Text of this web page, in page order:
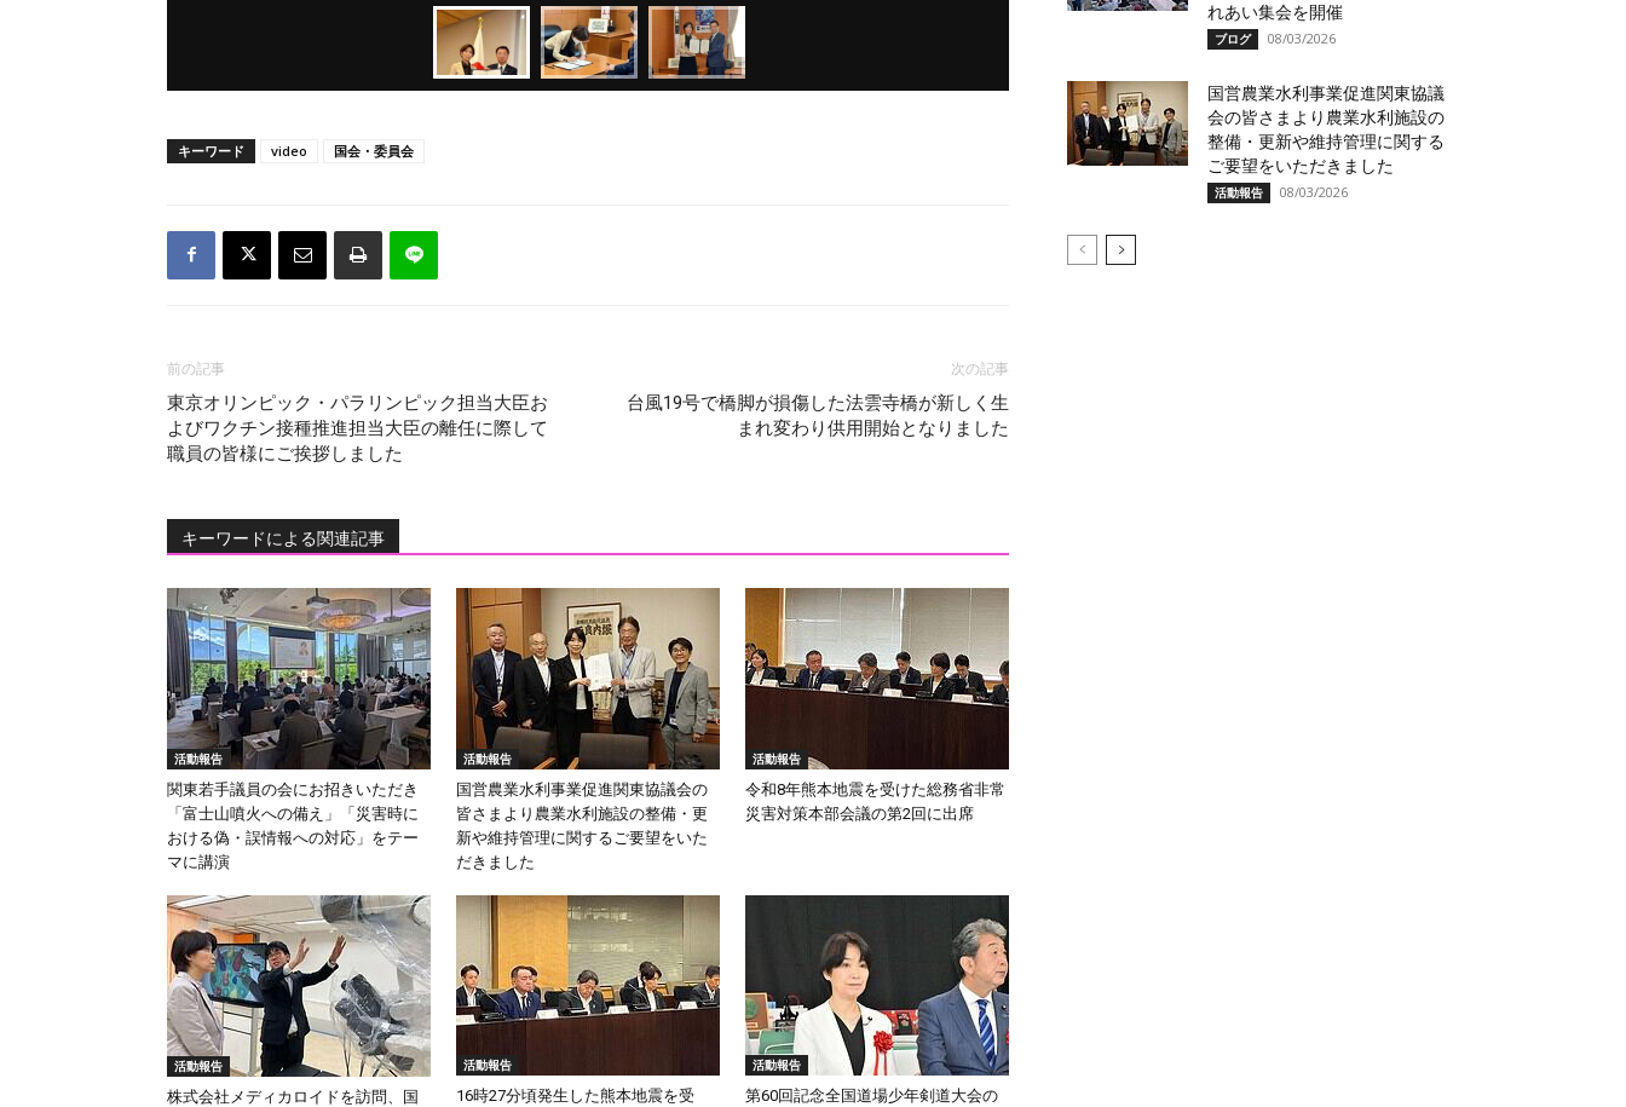
キーワード video 国会・委員会
前の記事
東京オリンピック・パラリンピック担当大臣お
よびワクチン接種推進担当大臣の離任に際して
職員の皆様にご挨拶しました
次の記事
台風19号で橋脚が損傷した法雲寺橋が新しく生
まれ変わり供用開始となりました
キーワードによる関連記事
活動報告
関東若手議員の会にお招きいただき
「富士山噴火への備え」「災害時に
おける偽・誤情報への対応」をテー
マに講演
活動報告
国営農業水利事業促進関東協議会の
皆さまより農業水利施設の整備・更
新や維持管理に関するご要望をいた
だきました
活動報告
令和8年熊本地震を受けた総務省非常
災害対策本部会議の第2回に出席
活動報告
株式会社メディカロイドを訪問、国
活動報告
16時27分頃発生した熊本地震を受
活動報告
第60回記念全国道場少年剣道大会の
れあい集会を開催
ブログ 08/03/2026
国営農業水利事業促進関東協議
会の皆さまより農業水利施設の
整備・更新や維持管理に関する
ご要望をいただきました
活動報告 08/03/2026